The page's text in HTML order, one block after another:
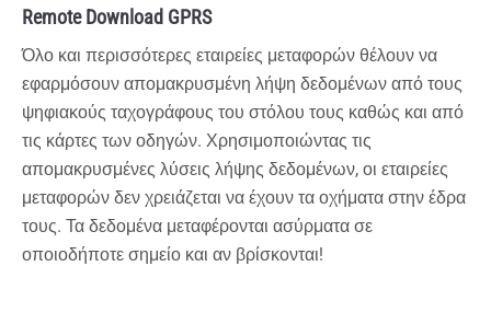
Remote Download GPRS
Όλο και περισσότερες εταιρείες μεταφορών θέλουν να
εφαρμόσουν απομακρυσμένη λήψη δεδομένων από τους
ψηφιακούς ταχογράφους του στόλου τους καθώς και από
τις κάρτες των οδηγών. Χρησιμοποιώντας τις
απομακρυσμένες λύσεις λήψης δεδομένων, οι εταιρείες
μεταφορών δεν χρειάζεται να έχουν τα οχήματα στην έδρα
τους. Τα δεδομένα μεταφέρονται ασύρματα σε
οποιοδήποτε σημείο και αν βρίσκονται!